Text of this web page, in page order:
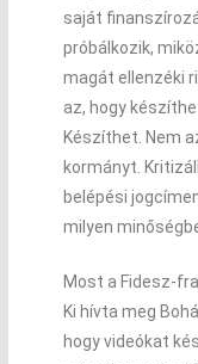
saját
próbálkozik,
magát ellenzéki
az, hogy
Készíthet. Nem
kormányt.
belépési
milyen
Most a Fidesz-
Ki hívta meg
hogy videókat